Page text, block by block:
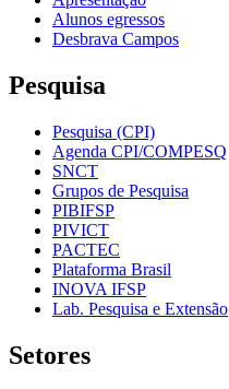
Alunos egressos
Desbrava Campos
Pesquisa
Pesquisa (CPI)
Agenda CPI/COMPESQ
SNCT
Grupos de Pesquisa
PIBIFSP
PIVICT
PACTEC
Plataforma Brasil
INOVA IFSP
Lab. Pesquisa e Extensão
Setores